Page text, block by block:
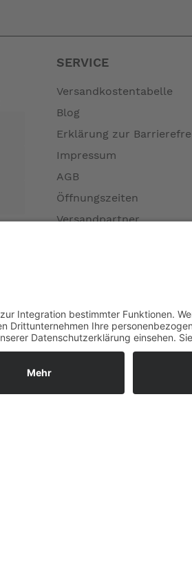
SERVICE
Versandkostentabelle
Blog
Erklärung zur
Impressum
AGB
Öffnungszeiten
Versandpartner
Widerrufsrecht MS
Widerrufsrecht bei